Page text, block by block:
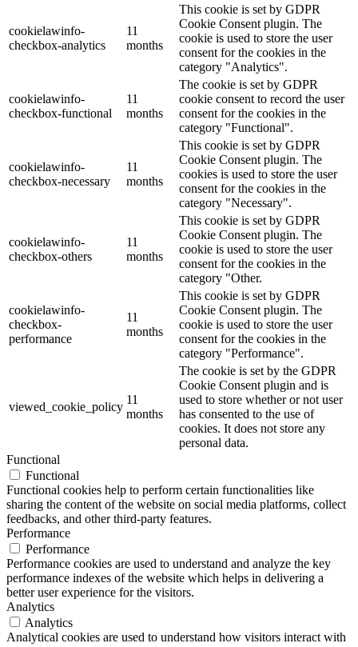
cookielawinfo-
checkbox-analytics
11
months
This cookie is set by GDPR
Cookie Consent plugin. The
cookie is used to store the user
consent for the cookies in the
category "Analytics".
cookielawinfo-
checkbox-functional
11
months
The cookie is set by GDPR
cookie consent to record the user
consent for the cookies in the
category "Functional".
cookielawinfo-
checkbox-necessary
11
months
This cookie is set by GDPR
Cookie Consent plugin. The
cookies is used to store the user
consent for the cookies in the
category "Necessary".
cookielawinfo-
checkbox-others
11
months
This cookie is set by GDPR
Cookie Consent plugin. The
cookie is used to store the user
consent for the cookies in the
category "Other.
cookielawinfo-
checkbox-
performance
11
months
This cookie is set by GDPR
Cookie Consent plugin. The
cookie is used to store the user
consent for the cookies in the
category "Performance".
viewed_cookie_policy
11
months
The cookie is set by the GDPR
Cookie Consent plugin and is
used to store whether or not user
has consented to the use of
cookies. It does not store any
personal data.
Functional
Functional
Functional cookies help to perform certain functionalities like
sharing the content of the website on social media platforms, collect
feedbacks, and other third-party features.
Performance
Performance
Performance cookies are used to understand and analyze the key
performance indexes of the website which helps in delivering a
better user experience for the visitors.
Analytics
Analytics
Analytical cookies are used to understand how visitors interact with